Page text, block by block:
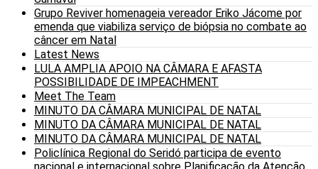
Grupo Reviver homenageia vereador Eriko Jácome por
emenda que viabiliza serviço de biópsia no combate ao
câncer em Natal
Latest News
LULA AMPLIA APOIO NA CÂMARA E AFASTA
POSSIBILIDADE DE IMPEACHMENT
Meet The Team
MINUTO DA CÂMARA MUNICIPAL DE NATAL
MINUTO DA CÂMARA MUNICIPAL DE NATAL
MINUTO DA CÂMARA MUNICIPAL DE NATAL
Policlínica Regional do Seridó participa de evento